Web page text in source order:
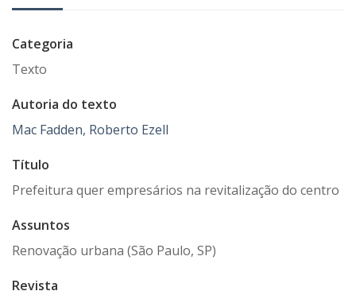
Categoria
Texto
Autoria do texto
Mac Fadden, Roberto Ezell
Título
Prefeitura quer empresários na revitalização do centro
Assuntos
Renovação urbana (São Paulo, SP)
Revista